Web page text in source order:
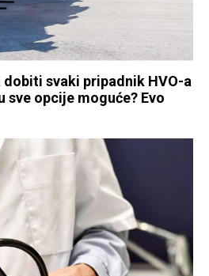
dobiti svaki pripadnik HVO-a
sve opcije moguće? Evo